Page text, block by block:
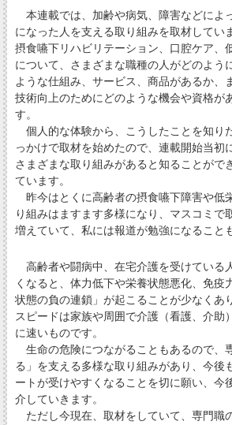
本連載では、加齢や病気、障害などによ
になった人を支える取り組みを取材してい
摂食嚥下リハビリテーション、口腔ケア、
について、さまざまな職種の人がどのよう
ような仕組み、サービス、商品があるか、
技術向上のためにどのような機会や資格が
す。
個人的な体験から、こうしたことを知り
っかけで取材を始めたので、連載開始当初
さまざまな取り組みがあると知ることがで
ています。
昨今はとくに高齢者の摂食嚥下障害や低
り組みはますます多様になり、マスコミで
増えていて、私には報道が勉強になること
高齢者や闘病中、在宅介護を受けている
くなると、体力低下や栄養状態悪化、免疫
状態の負の連鎖」が起こることが少なくあ
スピードは家族や周囲で介護（看護、介助
に速いものです。
生命の危険につながることもあるので、
る」を支える多様な取り組みがあり、今後
ートが受けやすくなることを切に願い、今
介していきます。
ただし今現在、取材をしていて、専門職